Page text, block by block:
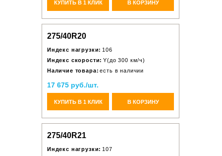
КУПИТЬ В 1 КЛИК В КОРЗИНУ
275/40R20
Индекс нагрузки: 106
Индекс скорости: Y(до 300 км/ч)
Наличие товара: есть в наличии
17 675 руб./шт.
КУПИТЬ В 1 КЛИК В КОРЗИНУ
275/40R21
Индекс нагрузки: 107